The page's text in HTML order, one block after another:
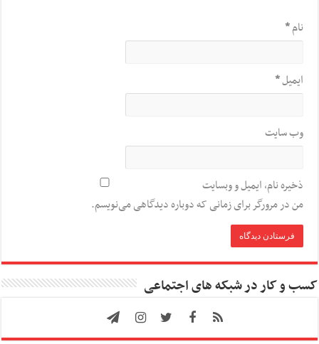
نام*
ایمیل*
وب‌ سایت
ذخیره نام، ایمیل و وبسایت
من در مرورگر برای زمانی که دوباره دیدگاهی می‌نویسم.
کسب و کار در شبکه های اجتماعی